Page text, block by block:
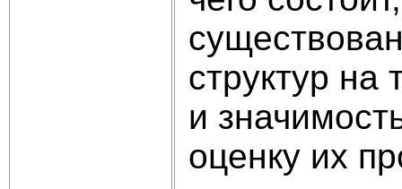
структур на
и
оценку их